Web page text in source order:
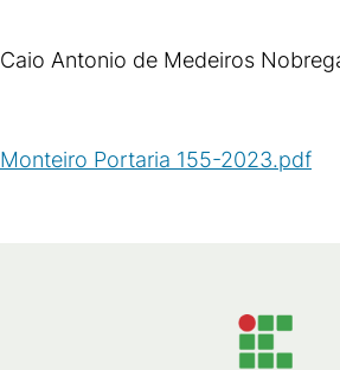
Caio Antonio de Medeiros
Monteiro Portaria 155-2023.pdf